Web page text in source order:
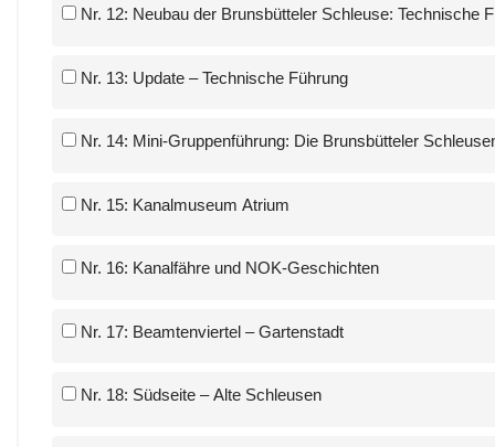
Nr. 12: Neubau der Brunsbütteler Schleuse: Technische
Nr. 13: Update – Technische Führung
Nr. 14: Mini-Gruppenführung: Die Brunsbütteler
Nr. 15: Kanalmuseum Atrium
Nr. 16: Kanalfähre und NOK-Geschichten
Nr. 17: Beamtenviertel – Gartenstadt
Nr. 18: Südseite – Alte Schleusen